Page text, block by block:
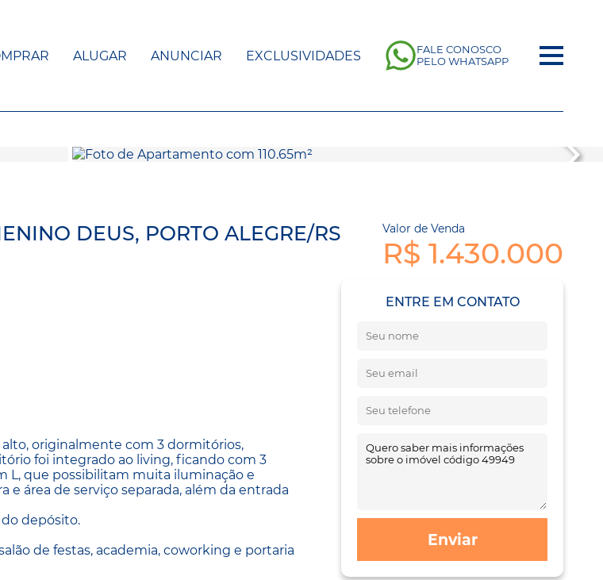
ALUGAR ANUNCIAR EXCLUSIVIDADES
FALE CONOSCO
PELO WHATSAPP
DEUS, PORTO ALEGRE/RS Valor de Venda
R$ 1.430.000
originalmente com 3 dormitórios,
foi integrado ao living, ficando com 3
L, que possibilitam muita iluminação e
área de serviço separada, além da entrada
do depósito.
de festas, academia, coworking e portaria
ENTRE EM CONTATO
Enviar